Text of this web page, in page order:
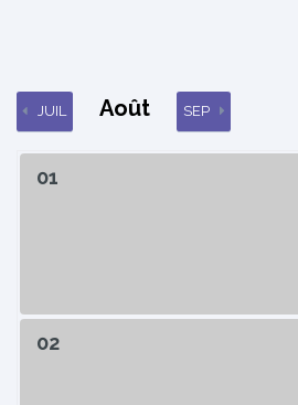
JUIL Août SEP
01
02